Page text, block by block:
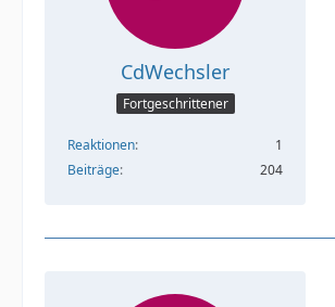
CdWechsler
Fortgeschrittener
Reaktionen
1
Beiträge
204